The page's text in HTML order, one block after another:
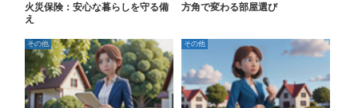
火災保険：安心な暮らしを守る備
え
方角で変わる部屋選び
その他 その他